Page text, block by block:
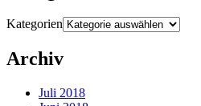
Kategorien
Archiv
Juli 2018